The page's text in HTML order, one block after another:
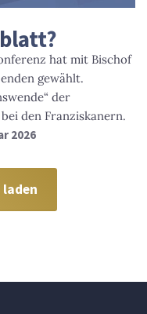
hat mit Bischof
gewählt.
der
den Franziskanern.
2026